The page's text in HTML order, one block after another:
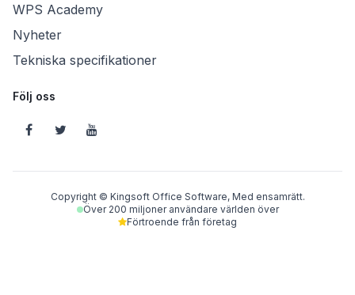
WPS Academy
Nyheter
Tekniska specifikationer
Följ oss
Copyright © Kingsoft Office Software, Med ensamrätt.
Över 200 miljoner användare världen över
Förtroende från företag